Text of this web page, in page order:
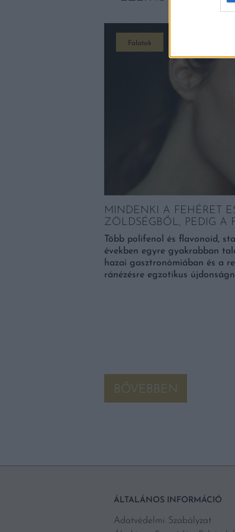
Falatok
MINDENKI A FEHÉRET
ZÖLDSÉGBŐL, PEDIG A
Több polifenol és flavonoid,
években egyre gyakrabban
hazai gasztronómiában és a
ránézésre egzotikus
BŐVEBBEN
ÁLTALÁNOS INFORMÁCIÓ
Adatvédelmi Szabályzat